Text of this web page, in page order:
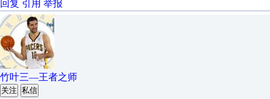
回复 引用 举报
竹叶三—王者之师
关注 私信